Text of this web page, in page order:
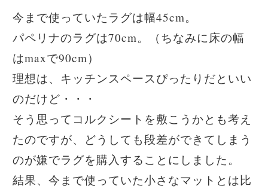
今まで使っていたラグは幅45cm。
パペリナのラグは70cm。（ちなみに床の幅
はmaxで90cm）
理想は、キッチンスペースぴったりだといい
のだけど・・・
そう思ってコルクシートを敷こうかとも考え
たのですが、どうしても段差ができてしまう
のが嫌でラグを購入することにしました。
結果、今まで使っていた小さなマットとは比